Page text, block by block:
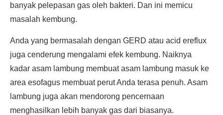
banyak pelepasan gas oleh bakteri. Dan ini memicu
masalah kembung.
Anda yang bermasalah dengan GERD atau acid ereflux
juga cenderung mengalami efek kembung. Naiknya
kadar asam lambung membuat asam lambung masuk ke
area esofagus membuat perut Anda terasa penuh. Asam
lambung juga akan mendorong pencernaan
menghasilkan lebih banyak gas dari biasanya.